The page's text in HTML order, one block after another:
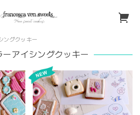
ングクッキー
ーアイシングクッキー